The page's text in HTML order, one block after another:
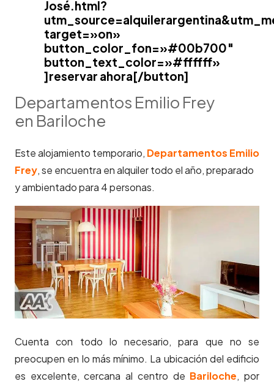
José.html?
target=»on»
button_color_fon=»#00b700″
button_text_color=»#ffffff»
]reservar ahora[/button]
Departamentos Emilio Frey
en Bariloche
Este alojamiento temporario, Departamentos Emilio
Frey, se encuentra en alquiler todo el año, preparado
y ambientado para 4 personas.
Cuenta con todo lo necesario, para que no se
preocupen en lo más mínimo. La ubicación del edificio
es excelente, cercana al centro de Bariloche, por